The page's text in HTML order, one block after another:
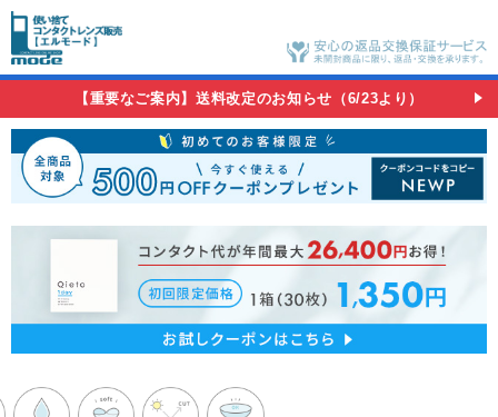
【重要なご案内】送料改定のお知らせ（6/23より）